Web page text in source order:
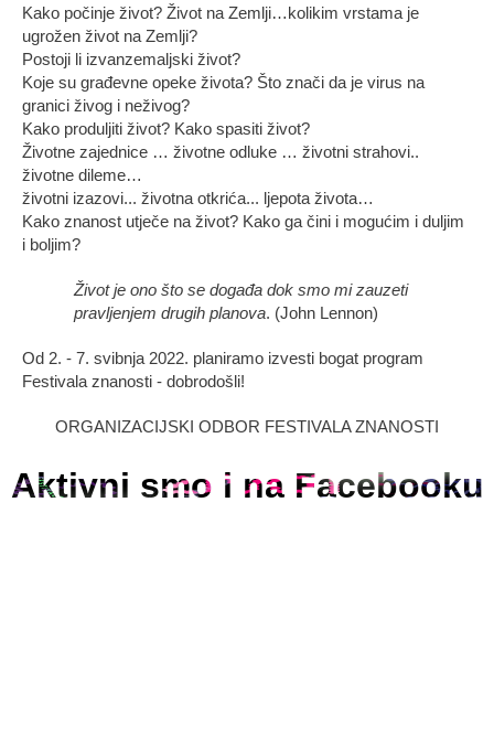
Kako počinje život? Život na Zemlji…kolikim vrstama je
ugrožen život na Zemlji?
Postoji li izvanzemaljski život?
Koje su građevne opeke života? Što znači da je virus na
granici živog i neživog?
Kako produljiti život? Kako spasiti život?
Životne zajednice … životne odluke … životni strahovi..
životne dileme…
životni izazovi... životna otkrića... ljepota života…
Kako znanost utječe na život? Kako ga čini i mogućim i duljim
i boljim?
Život je ono što se događa dok smo mi zauzeti
pravljenjem drugih planova. (John Lennon)
Od 2. - 7. svibnja 2022. planiramo izvesti bogat program
Festivala znanosti - dobrodošli!
ORGANIZACIJSKI ODBOR FESTIVALA ZNANOSTI
Aktivni smo i na Facebooku